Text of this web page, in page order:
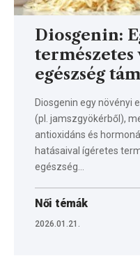
Diosgenin:
természetes
egészség
Diosgenin egy
(pl. jamszgyökérből),
antioxidáns és
hatásaival ígéretes
egészség…
Női témák
2026.01.21.